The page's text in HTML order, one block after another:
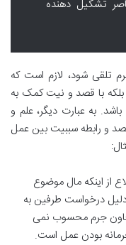
تشکیل دهنده
تلقی شود، لازم است که
بلکه با قصد و نیت کمک به
به عبارت دیگر، علم و
و رابطه سببیت بین عمل
از اینکه مال موضوع
درخواست طرفین به
معاون جرم محسوب نمی
بودن عمل است.